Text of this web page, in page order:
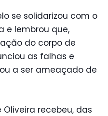
se solidarizou com o
e lembrou que,
do corpo de
as falhas e
a ser ameaçado de
Oliveira recebeu, das